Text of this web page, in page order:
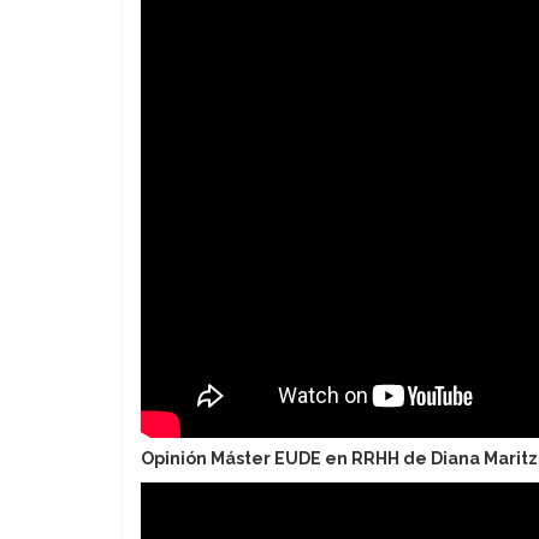
Opinión Máster EUDE en RRHH de Diana